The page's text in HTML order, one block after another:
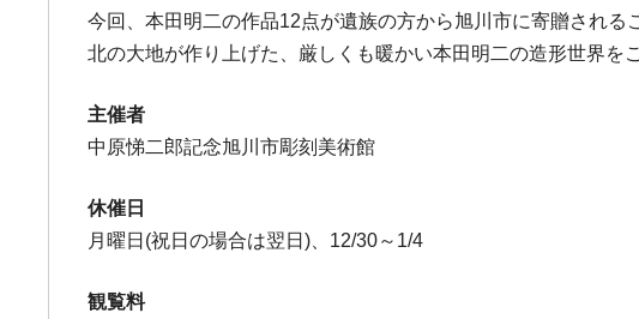
今回、本田明二の作品12点が遺族の方から旭川市に寄贈される
北の大地が作り上げた、厳しくも暖かい本田明二の造形世界を
主催者
中原悌二郎記念旭川市彫刻美術館
休催日
月曜日(祝日の場合は翌日)、12/30～1/4
観覧料